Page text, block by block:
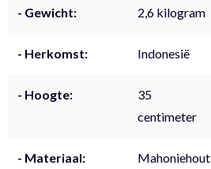
- Gewicht: 2,6 kilogram
- Herkomst: Indonesië
- Hoogte:
35
centimeter
- Materiaal: Mahoniehout